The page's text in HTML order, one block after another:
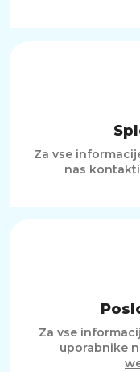
Za vse
nas
Za vse
uporabnike